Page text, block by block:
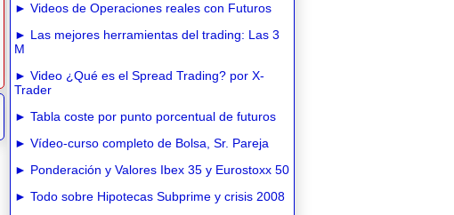
► Videos de Operaciones reales con Futuros
► Las mejores herramientas del trading: Las 3
M
► Video ¿Qué es el Spread Trading? por X-
Trader
► Tabla coste por punto porcentual de futuros
► Vídeo-curso completo de Bolsa, Sr. Pareja
► Ponderación y Valores Ibex 35 y Eurostoxx 50
► Todo sobre Hipotecas Subprime y crisis 2008